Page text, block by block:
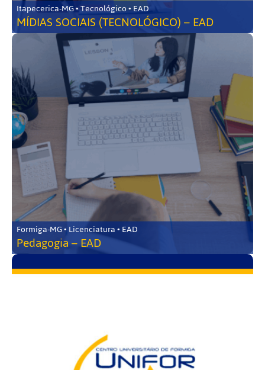
Itapecerica-MG • Tecnológico • EAD
MÍDIAS SOCIAIS (TECNOLÓGICO) – EAD
Formiga-MG • Licenciatura • EAD
Pedagogia – EAD